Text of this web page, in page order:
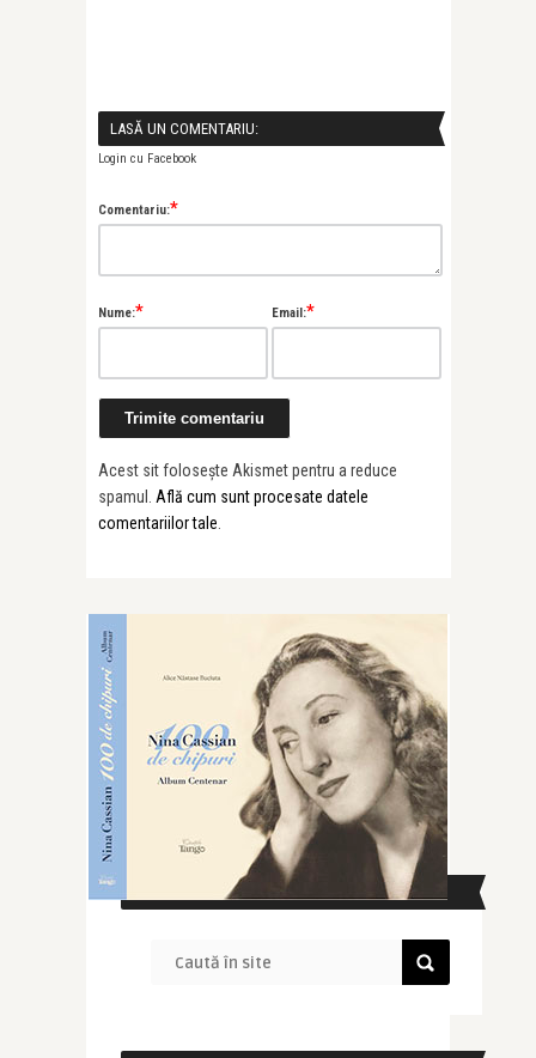
LASĂ UN COMENTARIU:
Login cu Facebook
Comentariu:*
Nume:* Email:*
Acest sit folosește Akismet pentru a reduce
spamul. Află cum sunt procesate datele
comentariilor tale.
CAUTĂ ÎN SITE